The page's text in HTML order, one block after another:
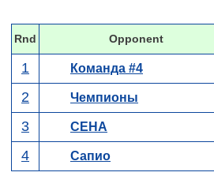
Rnd Opponent
1 Команда #4
2 Чемпионы
3 СЕНА
4 Сапио